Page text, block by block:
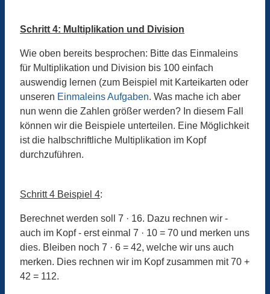
Schritt 4: Multiplikation und Division
Wie oben bereits besprochen: Bitte das Einmaleins
für Multiplikation und Division bis 100 einfach
auswendig lernen (zum Beispiel mit Karteikarten oder
unseren Einmaleins Aufgaben. Was mache ich aber
nun wenn die Zahlen größer werden? In diesem Fall
können wir die Beispiele unterteilen. Eine Möglichkeit
ist die halbschriftliche Multiplikation im Kopf
durchzuführen.
Schritt 4 Beispiel 4:
Berechnet werden soll 7 · 16. Dazu rechnen wir -
auch im Kopf - erst einmal 7 · 10 = 70 und merken uns
dies. Bleiben noch 7 · 6 = 42, welche wir uns auch
merken. Dies rechnen wir im Kopf zusammen mit 70 +
42 = 112.